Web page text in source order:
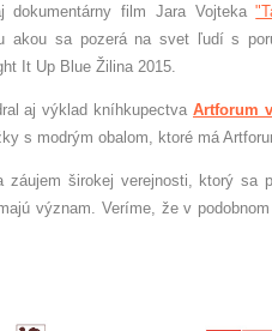
film Jara Vojteka
akou sa pozerá na svet ľudí s
It Up Blue Žilina 2015.
aj výklad kníhkupectva Artforum
s modrým obalom, ktoré má
širokej verejnosti, ktorý sa
význam. Veríme, že v